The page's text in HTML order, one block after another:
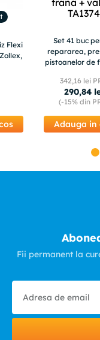
Flexi
Set 41 buc
repararea,
pistoanelor de
342,16 lei
290,84
(-15%din
Adauga in
Fii permanent la